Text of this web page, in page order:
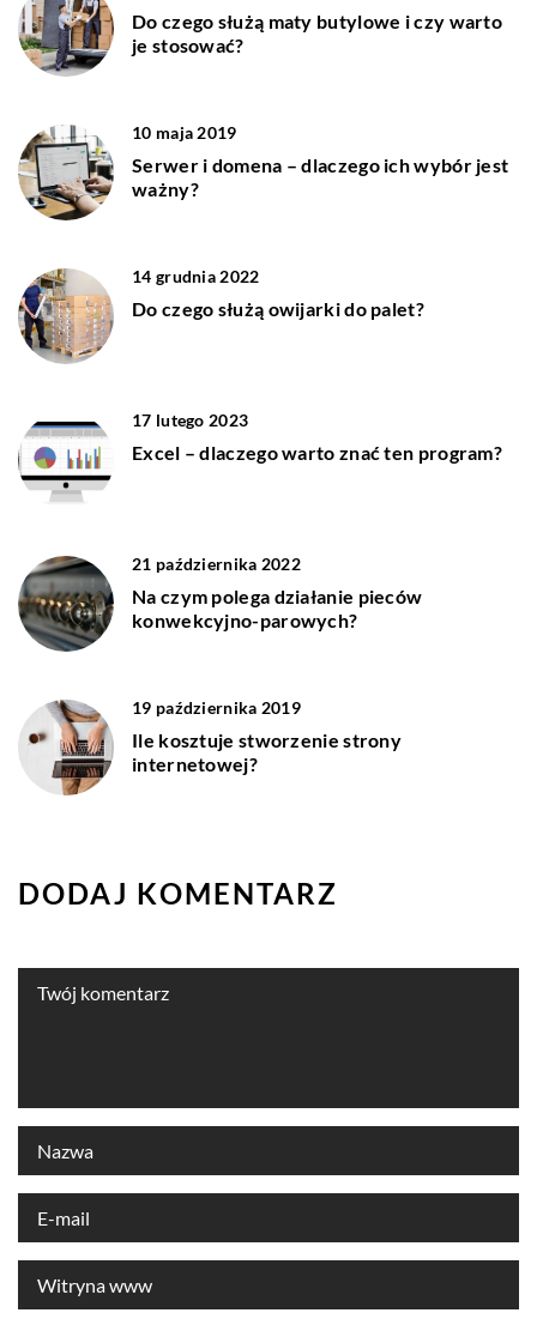
Do czego służą maty butylowe i czy warto
je stosować?
10 maja 2019
Serwer i domena – dlaczego ich wybór jest
ważny?
14 grudnia 2022
Do czego służą owijarki do palet?
17 lutego 2023
Excel – dlaczego warto znać ten program?
21 października 2022
Na czym polega działanie pieców
konwekcyjno-parowych?
19 października 2019
Ile kosztuje stworzenie strony
internetowej?
DODAJ KOMENTARZ